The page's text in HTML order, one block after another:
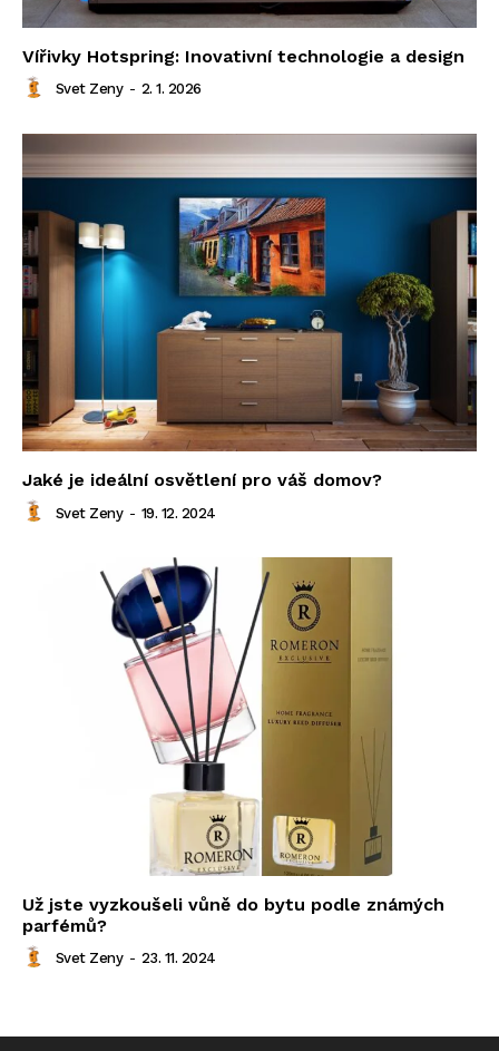
Vířivky Hotspring: Inovativní technologie a design
Svet Zeny - 2. 1. 2026
Jaké je ideální osvětlení pro váš domov?
Svet Zeny - 19. 12. 2024
Už jste vyzkoušeli vůně do bytu podle známých
parfémů?
Svet Zeny - 23. 11. 2024